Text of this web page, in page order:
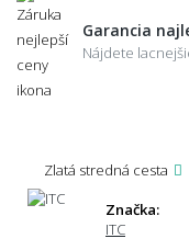
Garancia
Nájdete
Zlatá stredná cesta
Značka:
ITC